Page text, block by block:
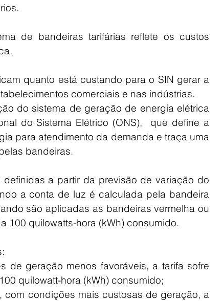
de bandeiras tarifárias reflete os custos
quanto está custando para o SIN gerar a
comerciais e nas indústrias.
do sistema de geração de energia elétrica
do Sistema Elétrico (ONS),  que define a
para atendimento da demanda e traça uma
bandeiras.
a partir da previsão de variação do
a conta de luz é calculada pela bandeira
são aplicadas as bandeiras vermelha ou
100 quilowatts-hora (kWh) consumido.
de geração menos favoráveis, a tarifa sofre
quilowatt-hora (kWh) consumido;
com condições mais custosas de geração, a